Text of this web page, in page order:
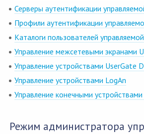
Серверы аутентификации
Профили аутентификации
Каталоги пользователей
Управление межсетевыми экранами
Управление устройствами UserGate
Управление устройствами LogAn
Управление конечными
Режим администратора